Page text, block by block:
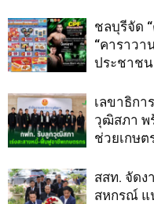
ชลบุรีจัด
“คาราวา
ประชาชน
เลขาธิกา
วุฒิสภา พ
ช่วยเกษต
สสท. จัดง
สหกรณ์ แ